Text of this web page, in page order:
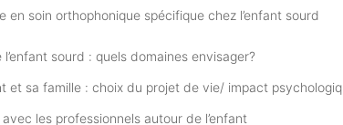
en soin orthophonique spécifique chez l’enfant sourd
sourd : quels domaines envisager?
et sa famille : choix du projet de vie/ impact
les professionnels autour de l’enfant